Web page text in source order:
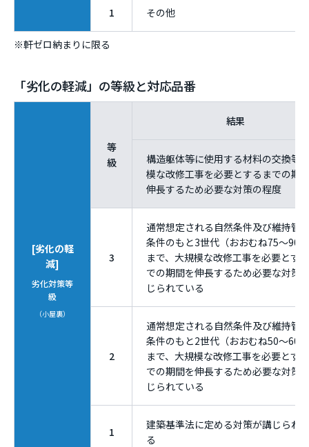
1 その他
※軒ゼロ納まりに限る
「劣化の軽減」の等級と対応品番
[劣化の軽
減]
劣化対策等
級
（小屋裏）
等
級
結果
構造躯体等に使用する材料の交換等
模な改修工事を必要とするまでの期
伸長するため必要な対策の程度
3
通常想定される自然条件及び維持管
条件のもと3世代（おおむね75〜90
まで、大規模な改修工事を必要とす
での期間を伸長するため必要な対策
じられている
2
通常想定される自然条件及び維持管
条件のもと2世代（おおむね50〜60
まで、大規模な改修工事を必要とす
での期間を伸長するため必要な対策
じられている
1
建築基準法に定める対策が講じられ
る